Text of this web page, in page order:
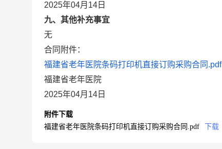
2025年04月14日
九、其他补充事宜
无
合同附件：
福建省老年医院条码打印机直接订购采购合同.pdf
福建省老年医院
2025年04月14日
附件下载
福建省老年医院条码打印机直接订购采购合同.pdf
下载